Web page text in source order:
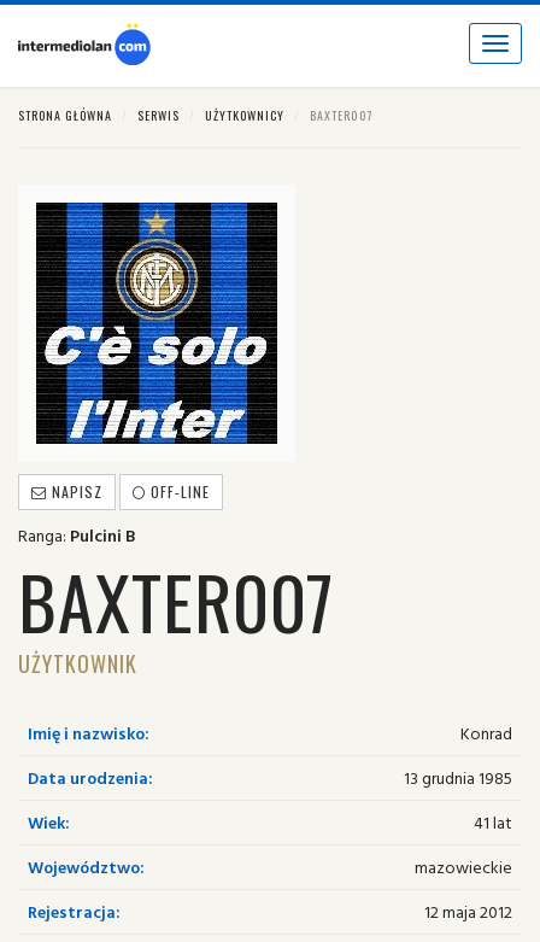
Toggle
STRONA GŁÓWNA SERWIS UŻYTKOWNICY BAXTER007
NAPISZ OFF-LINE
Ranga: Pulcini B
BAXTER007
UŻYTKOWNIK
Imię i nazwisko:
Konrad
Data urodzenia:
13 grudnia 1985
Wiek:
41 lat
Województwo:
mazowieckie
Rejestracja:
12 maja 2012